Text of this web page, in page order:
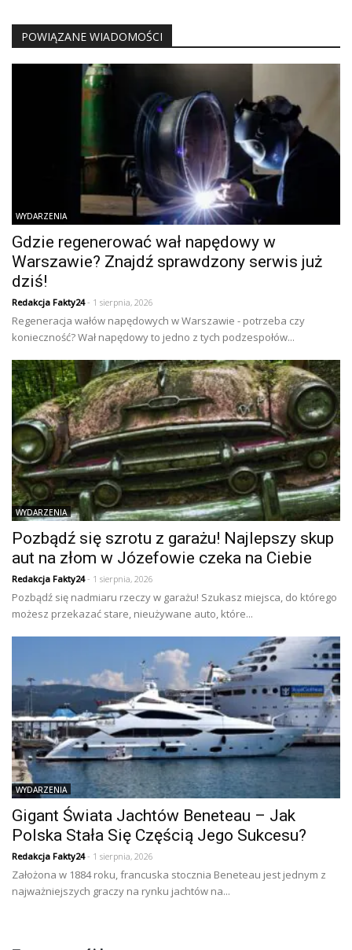
POWIĄZANE WIADOMOŚCI
WYDARZENIA
Gdzie regenerować wał napędowy w
Warszawie? Znajdź sprawdzony serwis już
dziś!
Redakcja Fakty24- 1 sierpnia, 2026
Regeneracja wałów napędowych w Warszawie - potrzeba czy
konieczność? Wał napędowy to jedno z tych podzespołów...
WYDARZENIA
Pozbądź się szrotu z garażu! Najlepszy skup
aut na złom w Józefowie czeka na Ciebie
Redakcja Fakty24- 1 sierpnia, 2026
Pozbądź się nadmiaru rzeczy w garażu! Szukasz miejsca, do którego
możesz przekazać stare, nieużywane auto, które...
WYDARZENIA
Gigant Świata Jachtów Beneteau – Jak
Polska Stała Się Częścią Jego Sukcesu?
Redakcja Fakty24- 1 sierpnia, 2026
Założona w 1884 roku, francuska stocznia Beneteau jest jednym z
najważniejszych graczy na rynku jachtów na...